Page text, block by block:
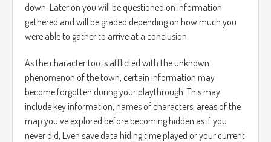
down. Later on you will be questioned on information
gathered and will be graded depending on how much you
were able to gather to arrive at a conclusion.
As the character too is afflicted with the unknown
phenomenon of the town, certain information may
become forgotten during your playthrough. This may
include key information, names of characters, areas of the
map you've explored before becoming hidden as if you
never did, Even save data hiding time played or your current